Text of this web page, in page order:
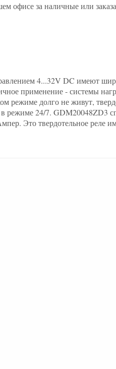
офисе за наличные или
4...32V DC имеют
применение - системы
режиме долго не живут,
в режиме 24/7. GDM20048ZD3
Это твердотельное реле